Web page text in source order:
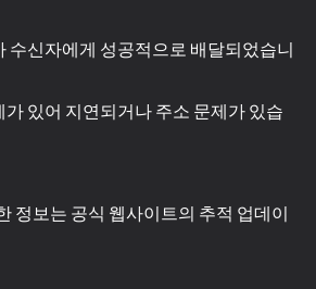
수신자에게 성공적으로 배달되었습니
가 있어 지연되거나 주소 문제가 있습
정보는 공식 웹사이트의 추적 업데이